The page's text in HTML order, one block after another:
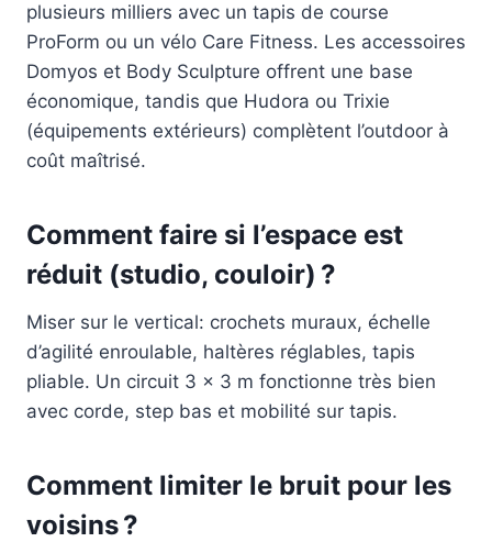
plusieurs milliers avec un tapis de course
ProForm ou un vélo Care Fitness. Les accessoires
Domyos et Body Sculpture offrent une base
économique, tandis que Hudora ou Trixie
(équipements extérieurs) complètent l’outdoor à
coût maîtrisé.
Comment faire si l’espace est
réduit (studio, couloir) ?
Miser sur le vertical: crochets muraux, échelle
d’agilité enroulable, haltères réglables, tapis
pliable. Un circuit 3 x 3 m fonctionne très bien
avec corde, step bas et mobilité sur tapis.
Comment limiter le bruit pour les
voisins ?